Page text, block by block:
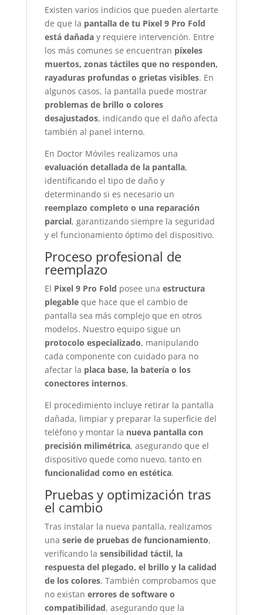
Existen varios indicios que pueden alertarte
de que la pantalla de tu Pixel 9 Pro Fold
está dañaday requiere intervención. Entre
los más comunes se encuentran píxeles
muertos, zonas táctiles que no responden,
rayaduras profundas o grietas visibles. En
algunos casos, la pantalla puede mostrar
problemas de brillo o colores
desajustados, indicando que el daño afecta
también al panel interno.
En Doctor Móviles realizamos una
evaluación detallada de la pantalla,
identificando el tipo de daño y
determinando si es necesario un
reemplazo completo o una reparación
parcial, garantizando siempre la seguridad
y el funcionamiento óptimo del dispositivo.
Proceso profesional de
reemplazo
El Pixel 9 Pro Fold posee una estructura
plegableque hace que el cambio de
pantalla sea más complejo que en otros
modelos. Nuestro equipo sigue un
protocolo especializado, manipulando
cada componente con cuidado para no
afectar la placa base, la batería o los
conectores internos.
El procedimiento incluye retirar la pantalla
dañada, limpiar y preparar la superficie del
teléfono y montar la nueva pantalla con
precisión milimétrica, asegurando que el
dispositivo quede como nuevo, tanto en
funcionalidad como en estética.
Pruebas y optimización tras
el cambio
Tras instalar la nueva pantalla, realizamos
una serie de pruebas de funcionamiento,
verificando la sensibilidad táctil, la
respuesta del plegado, el brillo y la calidad
de los colores. También comprobamos que
no existan errores de software o
compatibilidad, asegurando que la